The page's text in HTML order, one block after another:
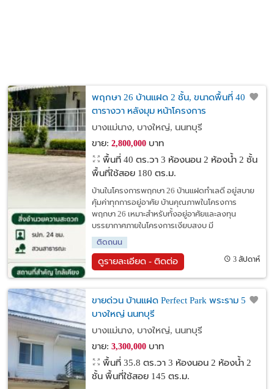
พฤกษา 26 บ้านแฝด 2 ชั้น, ขนาดพื้นที่ 40
ตารางวา หลังมุม หน้าโครงการ
บางแม่นาง, บางใหญ่, นนทบุรี
ขาย: 2,800,000บาท
พื้นที่ 40 ตร.วา 3 ห้องนอน 2 ห้องน้ำ 2 ชั้น
พื้นที่ใช้สอย 180 ตร.ม.
บ้านในโครงการพฤกษา 26 บ้านแฝดทำเลดี อยู่สบาย
คุ้มค่าทุกการอยู่อาศัย บ้านคุณภาพในโครงการ
พฤกษา 26 เหมาะสำหรับทั้งอยู่อาศัยและลงทุน
บรรยากาศภายในโครงการเงียบสงบ มี
ติดถนน
ดูรายละเอียด - ติดต่อ 3 สัปดาห์
ขายด่วน บ้านแฝด Perfect Park พระราม 5
บางใหญ่ นนทบุรี
บางแม่นาง, บางใหญ่, นนทบุรี
ขาย: 3,300,000บาท
พื้นที่ 35.8 ตร.วา 3 ห้องนอน 2 ห้องน้ำ 2
ชั้น พื้นที่ใช้สอย 145 ตร.ม.